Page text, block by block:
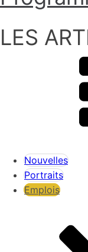
Voisinage
LES
Nouvelles
Portraits
Emplois